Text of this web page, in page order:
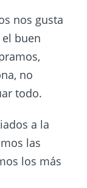
nos gusta
buen
no
todo.
a la
las
los más